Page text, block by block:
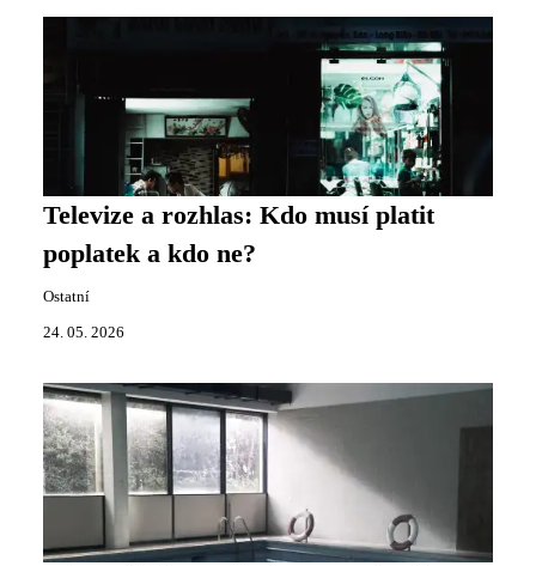
Televize a rozhlas: Kdo musí platit
poplatek a kdo ne?
Ostatní
24. 05. 2026